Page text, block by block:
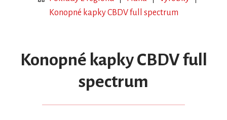
Konopné kapky CBDV full spectrum
Konopné kapky CBDV full
spectrum